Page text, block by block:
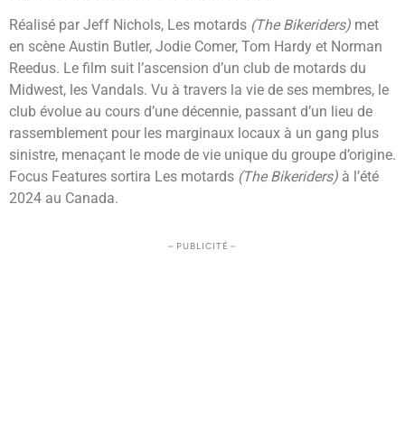
Réalisé par Jeff Nichols, Les motards (The Bikeriders) met
en scène Austin Butler, Jodie Comer, Tom Hardy et Norman
Reedus. Le film suit l’ascension d’un club de motards du
Midwest, les Vandals. Vu à travers la vie de ses membres, le
club évolue au cours d’une décennie, passant d’un lieu de
rassemblement pour les marginaux locaux à un gang plus
sinistre, menaçant le mode de vie unique du groupe d’origine.
Focus Features sortira Les motards (The Bikeriders) à l’été
2024 au Canada.
– PUBLICITÉ –